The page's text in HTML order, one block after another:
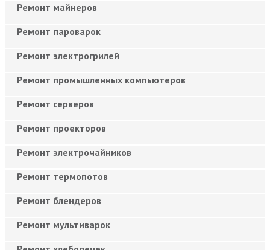
Ремонт майнеров
Ремонт пароварок
Ремонт электрогрилей
Ремонт промышленных компьютеров
Ремонт серверов
Ремонт проекторов
Ремонт электрочайников
Ремонт термопотов
Ремонт блендеров
Ремонт мультиварок